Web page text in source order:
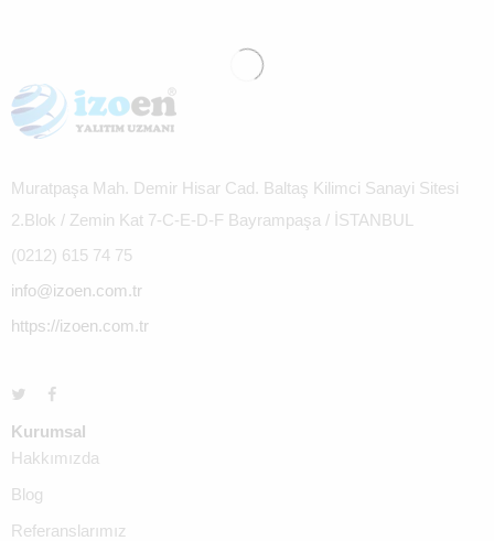
Muratpaşa Mah. Demir Hisar Cad. Baltaş Kilimci Sanayi Sitesi
2.Blok / Zemin Kat 7-C-E-D-F Bayrampaşa / İSTANBUL
(0212) 615 74 75
info@izoen.com.tr
https://izoen.com.tr
Kurumsal
Hakkımızda
Blog
Referanslarımız